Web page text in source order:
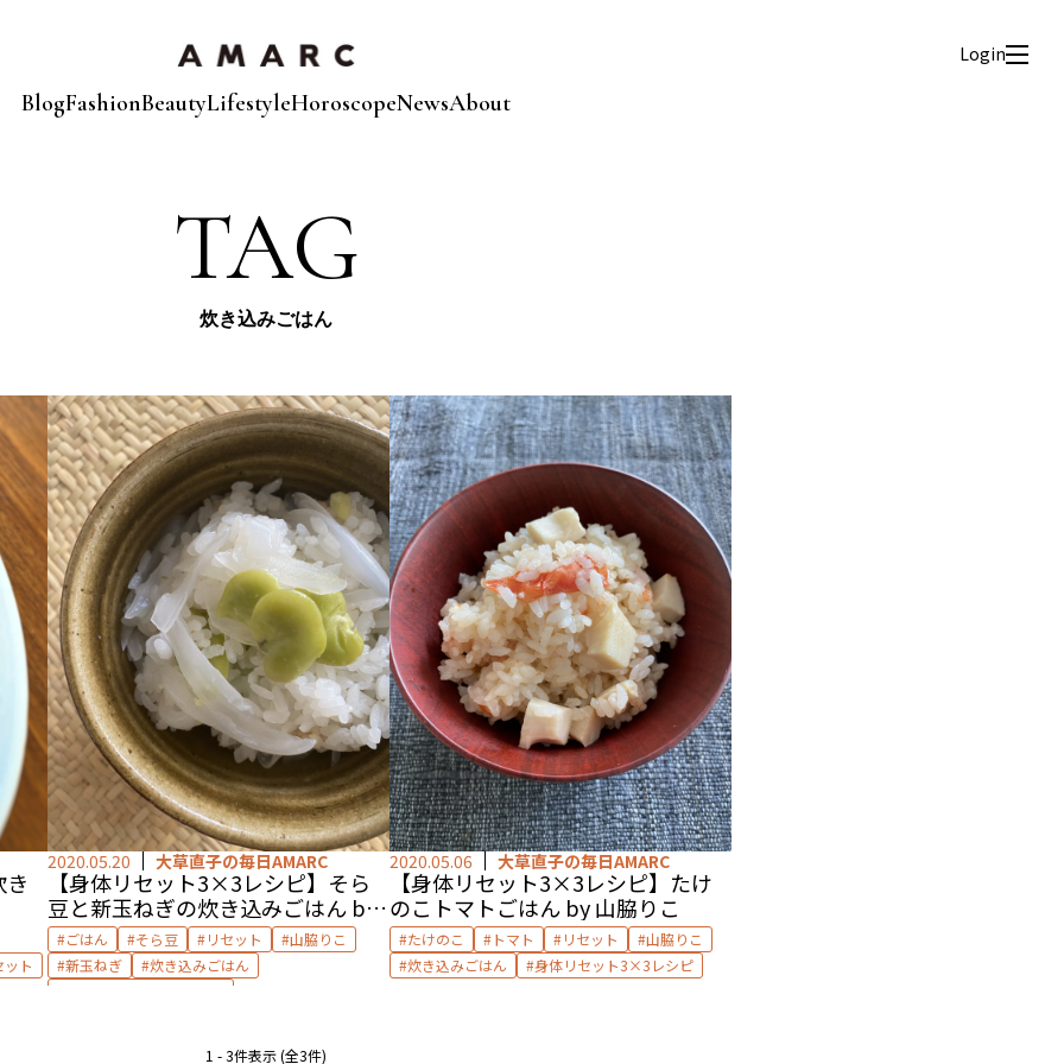
BlogFashionBeautyLifestyleHoroscopeNewsAbout
Login
TAG
炊き込みごはん
ット
2020.05.20 大草直子の毎日AMARC
【身体リセット3×3レシピ】そら
豆と新玉ねぎの炊き込みごはん by
山脇りこ
ごはん そら豆 リセット
山脇りこ
新玉ねぎ
炊き込みごはん
2020.05.06 大草直子の毎日AMARC
【身体リセット3×3レシピ】たけ
のこトマトごはん by 山脇りこ
たけのこ トマト リセット
山脇りこ
炊き込みごはん
身体リセット3×3レシピ
1 - 3件表示 (全3件)